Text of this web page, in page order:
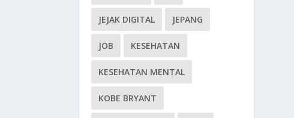
JEJAK DIGITAL JEPANG
JOB KESEHATAN
KESEHATAN MENTAL
KOBE BRYANT